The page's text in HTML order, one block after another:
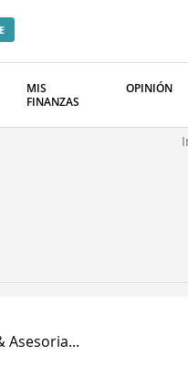
MIS
FINANZAS
OPINIÓN
Asesoria...